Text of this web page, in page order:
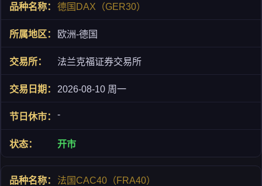
德国DAX（GER30）
欧洲-德国
法兰克福证券交易所
2026-08-10 周一
-
开市
法国CAC40（FRA40）